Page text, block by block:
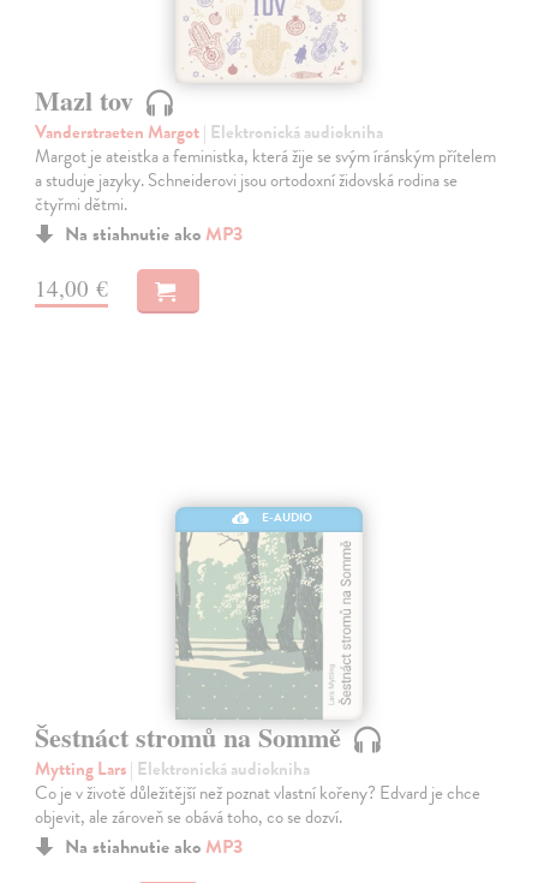
Mazl tov
Vanderstraeten Margot| Elektronická audiokniha
Margot je ateistka a feministka, která žije se svým íránským přítelem
a studuje jazyky. Schneiderovi jsou ortodoxní židovská rodina se
čtyřmi dětmi.
Na stiahnutie ako MP3
14,00 €
E-AUDIO
Šestnáct stromů na Sommě
Mytting Lars| Elektronická audiokniha
Co je v životě důležitější než poznat vlastní kořeny? Edvard je chce
objevit, ale zároveň se obává toho, co se dozví.
Na stiahnutie ako MP3